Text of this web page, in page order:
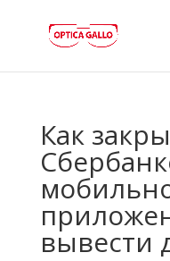
Как
вывести